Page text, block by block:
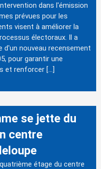
dans l'émission
prévues pour les
visent à améliorer la
électoraux. Il a
nouveau recensement
pour garantir une
et renforcer […]
se jette du
centre
étage du centre